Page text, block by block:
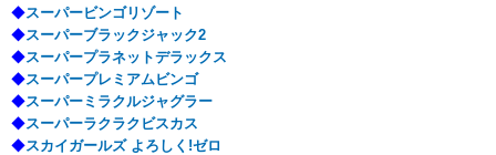
◆スーパービンゴリゾート
◆スーパーブラックジャック2
◆スーパープラネットデラックス
◆スーパープレミアムビンゴ
◆スーパーミラクルジャグラー
◆スーパーラクラクビスカス
◆スカイガールズ よろしく!ゼロ